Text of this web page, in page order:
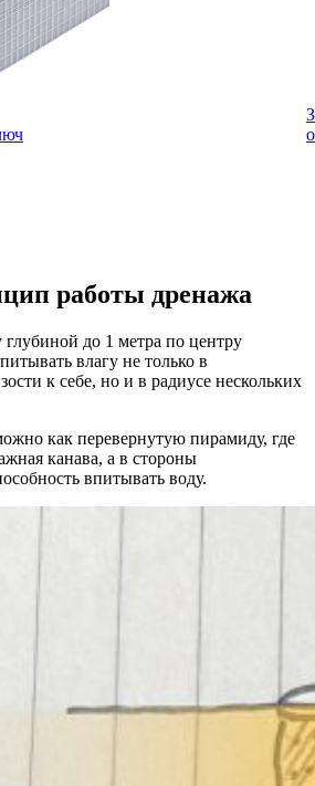
работы дренажа
до 1 метра по центру
влагу не только в
к себе, но и в радиусе нескольких
как перевернутую пирамиду, где
канава, а в стороны
впитывать воду.